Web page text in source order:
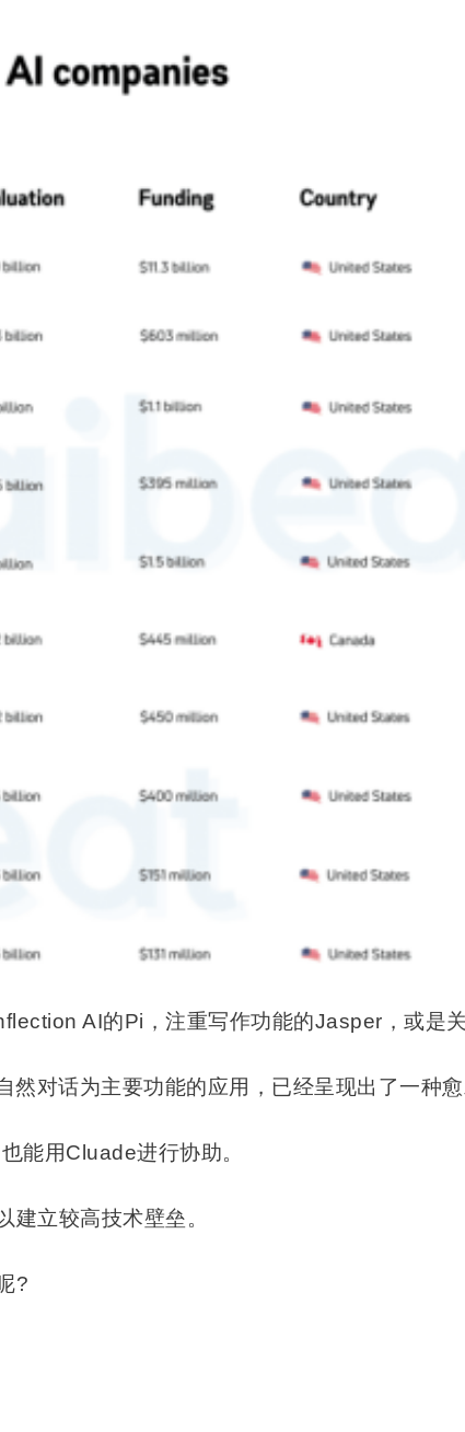
AI的Pi，注重写作功能的Jasper，或是
对话为主要功能的应用，已经呈现出了一种愈
能用Cluade进行协助。
立较高技术壁垒。
?